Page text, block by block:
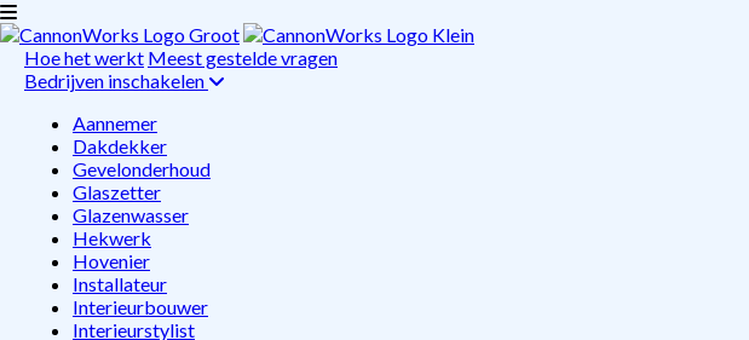
Hoe het werkt Meest gestelde vragen
Bedrijven inschakelen
Aannemer
Dakdekker
Gevelonderhoud
Glaszetter
Glazenwasser
Hekwerk
Hovenier
Installateur
Interieurbouwer
Interieurstylist